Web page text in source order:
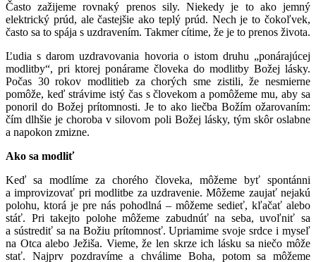
Často zažijeme rovnaký prenos sily. Niekedy je to ako jemný
elektrický prúd, ale častejšie ako teplý prúd. Nech je to čokoľvek,
často sa to spája s uzdravením. Takmer cítime, že je to prenos života.
Ľudia s darom uzdravovania hovoria o istom druhu „ponárajúcej
modlitby“, pri ktorej ponárame človeka do modlitby Božej lásky.
Počas 30 rokov modlitieb za chorých sme zistili, že nesmierne
pomôže, keď strávime istý čas s človekom a pomôžeme mu, aby sa
ponoril do Božej prítomnosti. Je to ako liečba Božím ožarovaním:
čím dlhšie je choroba v silovom poli Božej lásky, tým skôr oslabne
a napokon zmizne.
Ako sa modliť
Keď sa modlíme za chorého človeka, môžeme byť spontánni
a improvizovať pri modlitbe za uzdravenie. Môžeme zaujať nejakú
polohu, ktorá je pre nás pohodlná – môžeme sedieť, kľačať alebo
stáť. Pri takejto polohe môžeme zabudnúť na seba, uvoľniť sa
a sústrediť sa na Božiu prítomnosť. Upriamime svoje srdce i myseľ
na Otca alebo Ježiša. Vieme, že len skrze ich lásku sa niečo môže
stať. Najprv pozdravíme a chválime Boha, potom sa môžeme